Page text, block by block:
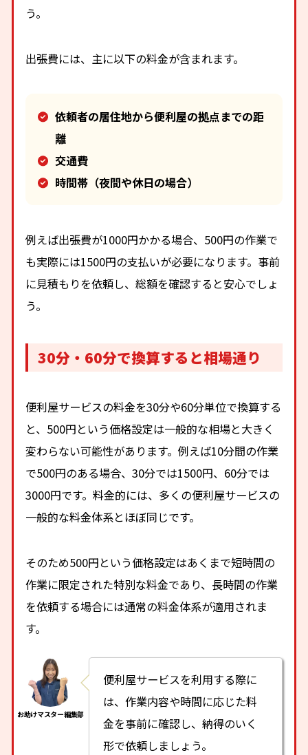
う。
出張費には、主に以下の料金が含まれます。
依頼者の居住地から便利屋の拠点までの距
離
交通費
時間帯（夜間や休日の場合）
例えば出張費が1000円かかる場合、500円の作業で
も実際には1500円の支払いが必要になります。事前
に見積もりを依頼し、総額を確認すると安心でしょ
う。
30分・60分で換算すると相場通り
便利屋サービスの料金を30分や60分単位で換算する
と、500円という価格設定は一般的な相場と大きく
変わらない可能性があります。例えば10分間の作業
で500円のある場合、30分では1500円、60分では
3000円です。料金的には、多くの便利屋サービスの
一般的な料金体系とほぼ同じです。
そのため500円という価格設定はあくまで短時間の
作業に限定された特別な料金であり、長時間の作業
を依頼する場合には通常の料金体系が適用されま
す。
便利屋サービスを利用する際に
は、作業内容や時間に応じた料
金を事前に確認し、納得のいく
形で依頼しましょう。